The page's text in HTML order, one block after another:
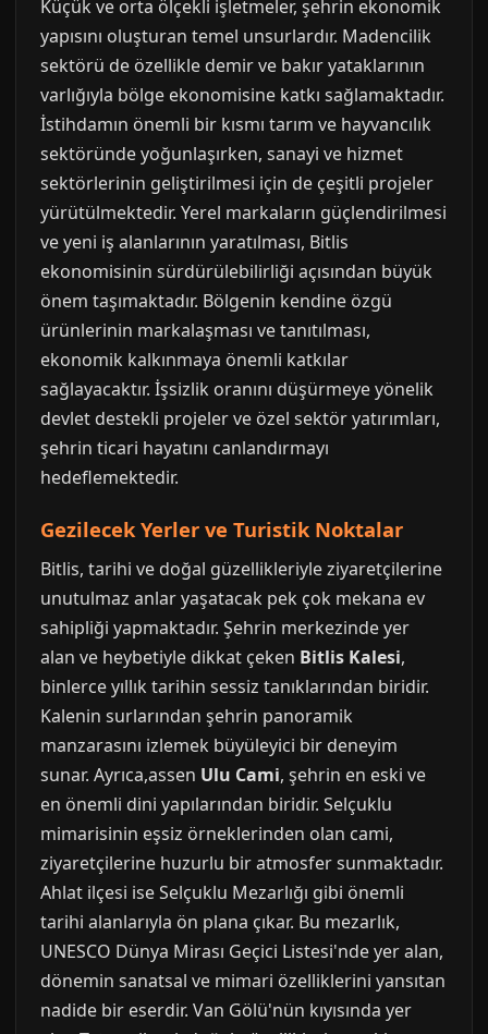
Küçük ve orta ölçekli işletmeler, şehrin ekonomik
yapısını oluşturan temel unsurlardır. Madencilik
sektörü de özellikle demir ve bakır yataklarının
varlığıyla bölge ekonomisine katkı sağlamaktadır.
İstihdamın önemli bir kısmı tarım ve hayvancılık
sektöründe yoğunlaşırken, sanayi ve hizmet
sektörlerinin geliştirilmesi için de çeşitli projeler
yürütülmektedir. Yerel markaların güçlendirilmesi
ve yeni iş alanlarının yaratılması, Bitlis
ekonomisinin sürdürülebilirliği açısından büyük
önem taşımaktadır. Bölgenin kendine özgü
ürünlerinin markalaşması ve tanıtılması,
ekonomik kalkınmaya önemli katkılar
sağlayacaktır. İşsizlik oranını düşürmeye yönelik
devlet destekli projeler ve özel sektör yatırımları,
şehrin ticari hayatını canlandırmayı
hedeflemektedir.
Gezilecek Yerler ve Turistik Noktalar
Bitlis, tarihi ve doğal güzellikleriyle ziyaretçilerine
unutulmaz anlar yaşatacak pek çok mekana ev
sahipliği yapmaktadır. Şehrin merkezinde yer
alan ve heybetiyle dikkat çeken Bitlis Kalesi,
binlerce yıllık tarihin sessiz tanıklarından biridir.
Kalenin surlarından şehrin panoramik
manzarasını izlemek büyüleyici bir deneyim
sunar. Ayrıca,assen Ulu Cami, şehrin en eski ve
en önemli dini yapılarından biridir. Selçuklu
mimarisinin eşsiz örneklerinden olan cami,
ziyaretçilerine huzurlu bir atmosfer sunmaktadır.
Ahlat ilçesi ise Selçuklu Mezarlığı gibi önemli
tarihi alanlarıyla ön plana çıkar. Bu mezarlık,
UNESCO Dünya Mirası Geçici Listesi'nde yer alan,
dönemin sanatsal ve mimari özelliklerini yansıtan
nadide bir eserdir. Van Gölü'nün kıyısında yer